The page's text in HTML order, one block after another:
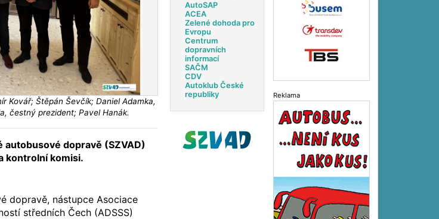
Kovář; Štěpán Ševčík; Daniel Adamka,
čestný prezident; Pavel Hanák.
dopravě (SZVAD)
kontrolní komisi.
dopravě, nástupce Asociace
středních Čech (ADSSS)
AutoSAP
ACEA
Zelené dohoda pro
Evropu
Centrum
dopravních
informací
SAČM
CDV
Autoklub České
republiky
Reklama